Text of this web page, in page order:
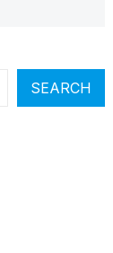
SEARCH